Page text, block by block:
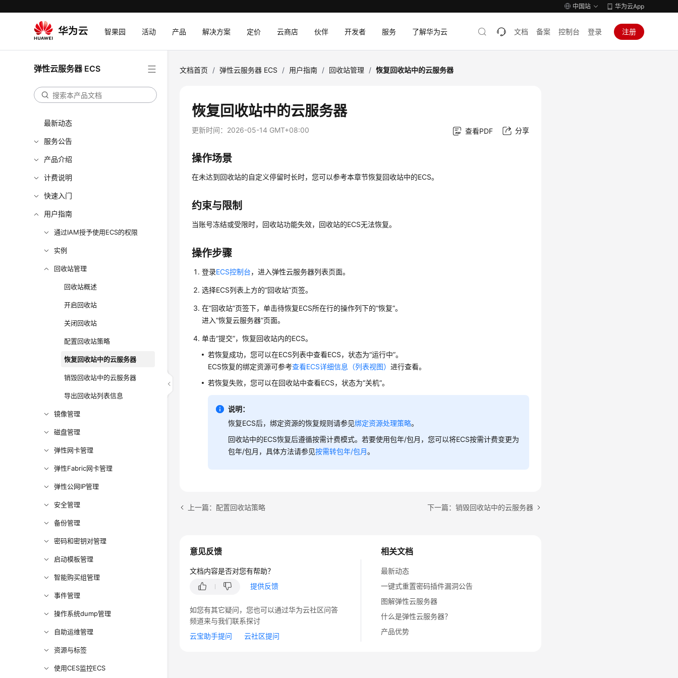
中国站 华为云App
智果园 活动 产品 解决方案 定价 云商店 伙伴 开发者 服务 了解华为云 文档 备案 控制台 登录 注册
弹性云服务器 ECS
最新动态
服务公告
产品介绍
计费说明
快速入门
用户指南
通过IAM授予使用ECS的权限
实例
回收站管理
回收站概述
开启回收站
关闭回收站
配置回收站策略
恢复回收站中的云服务器
销毁回收站中的云服务器
导出回收站列表信息
镜像管理
磁盘管理
弹性网卡管理
弹性Fabric网卡管理
弹性公网IP管理
安全管理
备份管理
密码和密钥对管理
启动模板管理
智能购买组管理
事件管理
操作系统dump管理
自助运维管理
资源与标签
使用CES监控ECS
文档首页 / 弹性云服务器 ECS / 用户指南 / 回收站管理 / 恢复回收站中的云服务器
恢复回收站中的云服务器
更新时间： 2026-05-14 GMT+08:00 查看PDF 分享
操作场景
在未达到回收站的自定义停留时长时，您可以参考本章节恢复回收站中的ECS。
约束与限制
当账号冻结或受限时，回收站功能失效，回收站的ECS无法恢复。
操作步骤
登录ECS控制台，进入弹性云服务器列表页面。
选择ECS列表上方的“回收站”页签。
在“回收站”页签下，单击待恢复ECS所在行的操作列下的“恢复”。
进入“恢复云服务器”页面。
单击“提交”，恢复回收站内的ECS。
若恢复成功，您可以在ECS列表中查看ECS，状态为“运行中”。
ECS恢复的绑定资源可参考查看ECS详细信息（列表视图）进行查看。
若恢复失败，您可以在回收站中查看ECS，状态为“关机”。
说明：
恢复ECS后，绑定资源的恢复规则请参见绑定资源处理策略。
回收站中的ECS恢复后遵循按需计费模式。若要使用包年/包月，您可以将ECS按需计费变更为
包年/包月，具体方法请参见按需转包年/包月。
上一篇：配置回收站策略 下一篇：销毁回收站中的云服务器
相关文档
最新动态
一键式重置密码插件漏洞公告
图解弹性云服务器
什么是弹性云服务器？
产品优势
意见反馈
文档内容是否对您有帮助？
提供反馈
如您有其它疑问，您也可以通过华为云社区问答
频道来与我们联系探讨
云宝助手提问
云社区提问